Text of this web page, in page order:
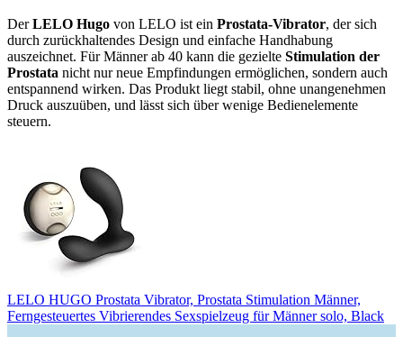
DerLELO Hugo von LELO ist ein Prostata-Vibrator, der sich
durch zurückhaltendes Design und einfache Handhabung
auszeichnet. Für Männer ab 40 kann die gezielte Stimulation der
Prostata nicht nur neue Empfindungen ermöglichen, sondern auch
entspannend wirken. Das Produkt liegt stabil, ohne unangenehmen
Druck auszuüben, und lässt sich über wenige Bedienelemente
steuern.
LELO HUGO Prostata Vibrator, Prostata Stimulation Männer,
Ferngesteuertes Vibrierendes Sexspielzeug für Männer solo, Black